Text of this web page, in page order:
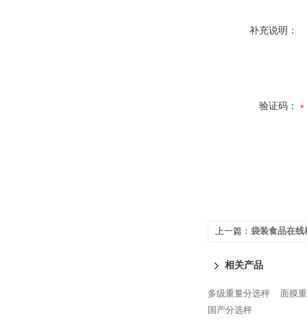
补充说明：
验证码：
上一篇： 袋装食品在线
相关产品
多级重量分选秤
面膜
国产分选秤